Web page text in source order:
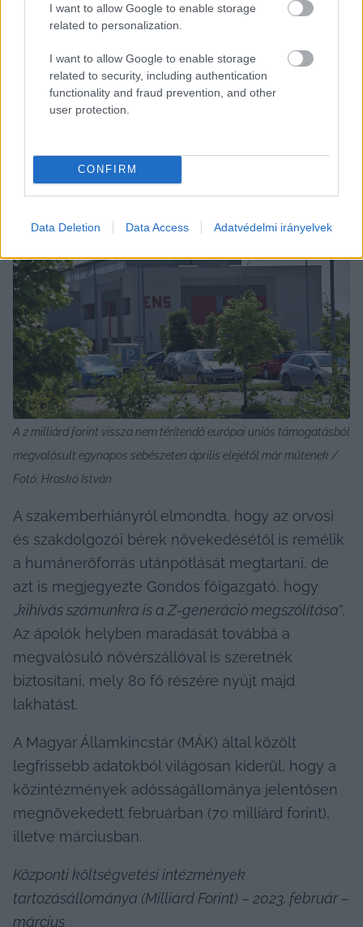
I want to allow Google to enable storage
related to personalization.
I want to allow Google to enable storage
related to security, including authentication
functionality and fraud prevention, and other
user protection.
CONFIRM
Data Deletion Data Access Adatvédelmi irányelvek
A 2 milliárd forint vissza nem térítendő európai uniós támogatásból
megvalósult egynapos sebészeten április elejétől már műtenek /
Fotó: Hraskó István
A szakemberhiányról elmondta, hogy az orvosi
és szakdolgozói bérek növekedésétől is remélik
a humánerőforrás utánpótlását megtartani, de
azt is megjegyezte Gondos főigazgató, hogy
„kihívás számunkra is a Z-generáció megszólítása”.
Az ápolók helyben maradását továbbá a
megvalósuló nővérszállóval is szeretnék
biztosítani, mely 80 fő részére nyújt majd
lakhatást.
A Magyar Államkincstár (MÁK) által közölt
legfrissebb adatokból világosan kiderül, hogy a
közintézmények adósságállománya jelentősen
megnövekedett februárban (70 milliárd forint),
illetve márciusban.
Központi költségvetési intézmények
tartozásállománya (Milliárd Forint) – 2023. február –
március